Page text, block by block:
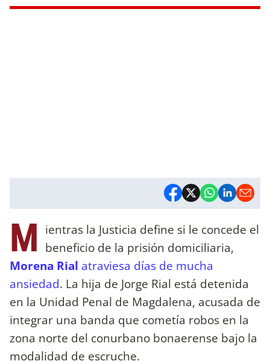
M ientras la Justicia define si le concede el
beneficio de la prisión domiciliaria,
Morena Rial atraviesa días de mucha
ansiedad. La hija de Jorge Rial está detenida
en la Unidad Penal de Magdalena, acusada de
integrar una banda que cometía robos en la
zona norte del conurbano bonaerense bajo la
modalidad de escruche.